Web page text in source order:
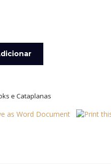
e Cataplanas